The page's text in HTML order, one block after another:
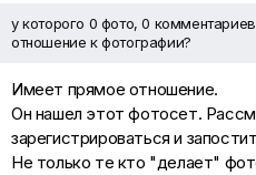
у которого 0 фото, 0
отношение к фотографии?
Имеет прямое отношение.
Он нашел этот фотосет.
зарегистрироваться и
Не только те кто "делает"